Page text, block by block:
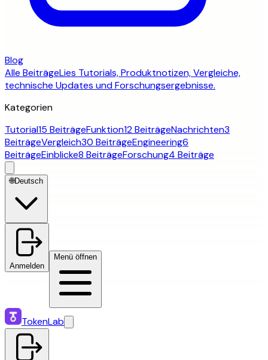
Blog
Alle BeiträgeLies Tutorials, Produktnotizen, Vergleiche,
technische Updates und Forschungsergebnisse.
Kategorien
Tutorial15 BeiträgeFunktion12 BeiträgeNachrichten3
BeiträgeVergleich30 BeiträgeEngineering6
BeiträgeEinblicke8 BeiträgeForschung4 Beiträge
🌐Deutsch
Anmelden
Menü öffnen
TokenLab